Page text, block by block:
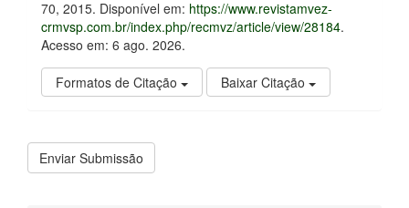
70, 2015. Disponível em: https://www.revistamvez-
crmvsp.com.br/index.php/recmvz/article/view/28184.
Acesso em: 6 ago. 2026.
Formatos de Citação Baixar Citação
Enviar
Submissão
Enviar Submissão